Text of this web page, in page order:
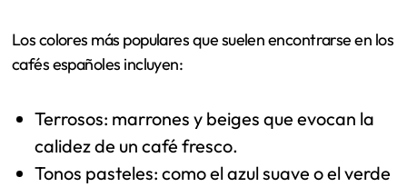
Los colores más populares que suelen encontrarse en los
cafés españoles incluyen:
Terrosos: marrones y beiges que evocan la
calidez de un café fresco.
Tonos pasteles: como el azul suave o el verde